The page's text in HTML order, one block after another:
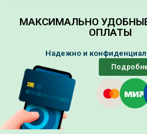
МАКСИМАЛЬНО
ОПЛАТЫ
Надежно и